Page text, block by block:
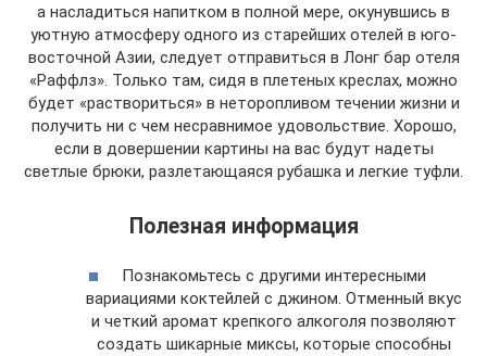
а насладиться напитком в полной мере, окунувшись в
уютную атмосферу одного из старейших отелей в юго-
восточной Азии, следует отправиться в Лонг бар отеля
«Раффлз». Только там, сидя в плетеных креслах, можно
будет «раствориться» в неторопливом течении жизни и
получить ни с чем несравнимое удовольствие. Хорошо,
если в довершении картины на вас будут надеты
светлые брюки, разлетающаяся рубашка и легкие туфли.
Полезная информация
Познакомьтесь с другими интересными
вариациями коктейлей с джином. Отменный вкус
и четкий аромат крепкого алкоголя позволяют
создать шикарные миксы, которые способны